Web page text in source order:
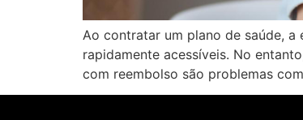
Ao contratar um plano de saúde, a
rapidamente acessíveis. No
com reembolso são problemas